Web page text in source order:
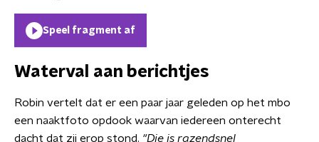
Speel fragment af
Waterval aan berichtjes
Robin vertelt dat er een paar jaar geleden op het mbo
een naaktfoto opdook waarvan iedereen onterecht
dacht dat zij erop stond. "Die is razendsnel